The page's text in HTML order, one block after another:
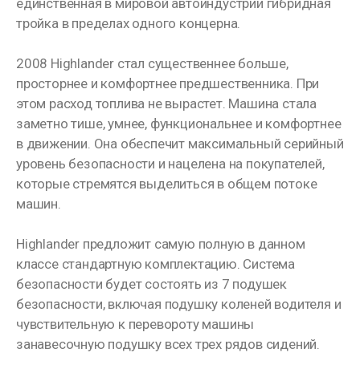
единственная в мировой автоиндустрии гибридная
тройка в пределах одного концерна.
2008 Highlander стал существеннее больше,
просторнее и комфортнее предшественника. При
этом расход топлива не вырастет. Машина стала
заметно тише, умнее, функциональнее и комфортнее
в движении. Она обеспечит максимальный серийный
уровень безопасности и нацелена на покупателей,
которые стремятся выделиться в общем потоке
машин.
Highlander предложит самую полную в данном
классе стандартную комплектацию. Система
безопасности будет состоять из 7 подушек
безопасности, включая подушку коленей водителя и
чувствительную к перевороту машины
занавесочную подушку всех трех рядов сидений.